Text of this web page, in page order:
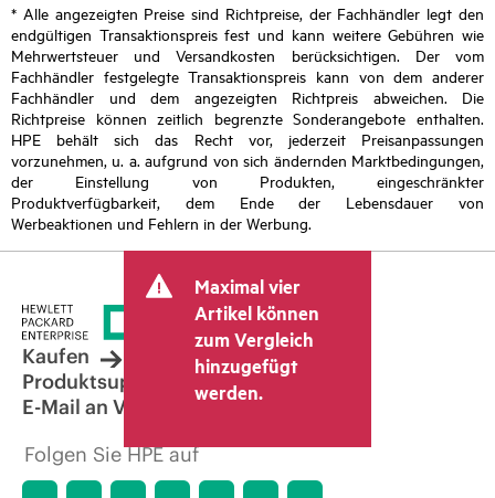
* Alle angezeigten Preise sind Richtpreise, der Fachhändler legt den
endgültigen Transaktionspreis fest und kann weitere Gebühren wie
Mehrwertsteuer und Versandkosten berücksichtigen. Der vom
Fachhändler festgelegte Transaktionspreis kann von dem anderer
Fachhändler und dem angezeigten Richtpreis abweichen. Die
Richtpreise können zeitlich begrenzte Sonderangebote enthalten.
HPE behält sich das Recht vor, jederzeit Preisanpassungen
vorzunehmen, u. a. aufgrund von sich ändernden Marktbedingungen,
der Einstellung von Produkten, eingeschränkter
Produktverfügbarkeit, dem Ende der Lebensdauer von
Werbeaktionen und Fehlern in der Werbung.
Maximal vier
Artikel können
zum Vergleich
hinzugefügt
werden.
Kaufen
Produktsupport
E-Mail an Vertrieb
Folgen Sie HPE auf